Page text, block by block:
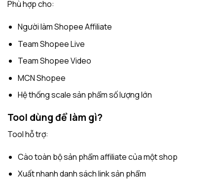
Phù hợp cho:
Người làm Shopee Affiliate
Team Shopee Live
Team Shopee Video
MCN Shopee
Hệ thống scale sản phẩm số lượng lớn
Tool dùng để làm gì?
Tool hỗ trợ:
Cào toàn bộ sản phẩm affiliate của một shop
Xuất nhanh danh sách link sản phẩm